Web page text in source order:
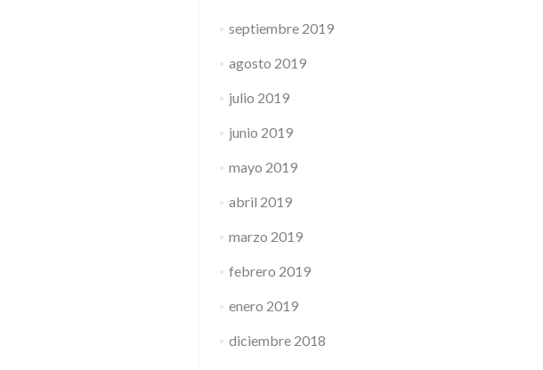
septiembre 2019
agosto 2019
julio 2019
junio 2019
mayo 2019
abril 2019
marzo 2019
febrero 2019
enero 2019
diciembre 2018